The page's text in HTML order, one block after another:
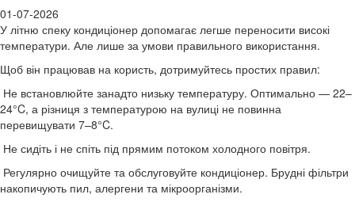
01-07-2026
У літню спеку кондиціонер допомагає легше переносити високі
температури. Але лише за умови правильного використання.
Щоб він працював на користь, дотримуйтесь простих правил:
Не встановлюйте занадто низьку температуру. Оптимально — 22–
24°C, а різниця з температурою на вулиці не повинна
перевищувати 7–8°C.
Не сидіть і не спіть під прямим потоком холодного повітря.
Регулярно очищуйте та обслуговуйте кондиціонер. Брудні фільтри
накопичують пил, алергени та мікроорганізми.